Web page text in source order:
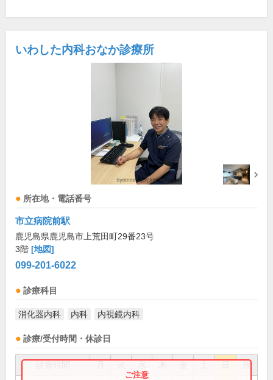
いわした内科おなか診療所
所在地・電話番号
市立病院前駅
鹿児島県鹿児島市上荒田町29番23号
3階 [地図]
099-201-6022
診療科目
消化器内科 内科 内視鏡内科
診療/受付時間・休診日
祝